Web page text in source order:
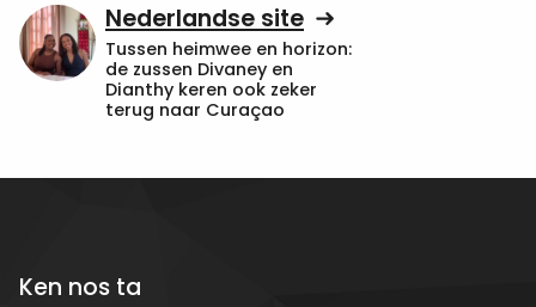
Nederlandse site
Tussen heimwee en horizon:
de zussen Divaney en
Dianthy keren ook zeker
terug naar Curaçao
Ken nos ta